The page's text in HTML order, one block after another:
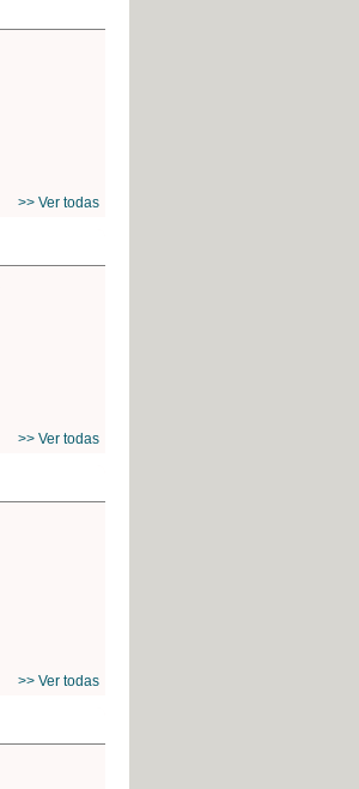
>> Ver todas
>> Ver todas
>> Ver todas